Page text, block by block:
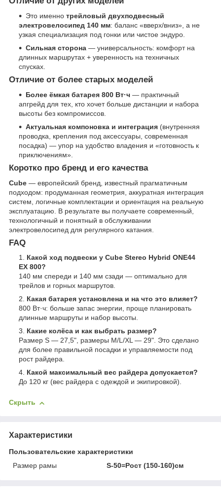
Это именно трейловый двухподвесный
электровелосипед 140 мм: баланс «вверх/вниз», а не
узкая специализация под гонки или чистое эндуро.
Сильная сторона — универсальность: комфорт на
длинных маршрутах + уверенность на техничных
спусках.
Отличие от более старых моделей
Более ёмкая батарея 800 Вт·ч — практичный
апгрейд для тех, кто хочет больше дистанции и набора
высоты без компромиссов.
Актуальная компоновка и интеграция (внутренняя
проводка, крепления под аксессуары, современная
посадка) — упор на удобство владения и «готовность к
приключениям».
Коротко про бренд и его качества
Cube — европейский бренд, известный прагматичным
подходом: продуманная геометрия, аккуратная интеграция
систем, логичные комплектации и ориентация на реальную
эксплуатацию. В результате вы получаете современный,
технологичный и понятный в обслуживании
электровелосипед для регулярного катания.
FAQ
Какой ход подвески у Cube Stereo Hybrid ONE44
EX 800?
140 мм спереди и 140 мм сзади — оптимально для
трейлов и горных маршрутов.
Какая батарея установлена и на что это влияет?
800 Вт·ч: больше запас энергии, проще планировать
длинные маршруты и набор высоты.
Какие колёса и как выбрать размер?
Размер S — 27,5", размеры M/L/XL — 29". Это сделано
для более правильной посадки и управляемости под
рост райдера.
Какой максимальный вес райдера допускается?
До 120 кг (вес райдера с одеждой и экипировкой).
Скрыть
Характеристики
Пользовательские характеристики
Размер рамы
S-50=Рост (150-160)см